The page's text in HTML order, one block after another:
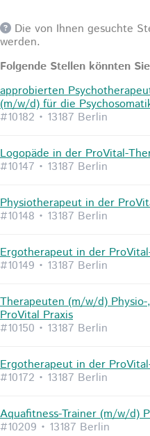
Die von Ihnen gesuchte
werden.
Folgende Stellen könnten
approbierten
(m/w/d) für die
#10182 • 13187 Berlin
Logopäde in der ProVital-
#10147 • 13187 Berlin
Physiotherapeut in der
#10148 • 13187 Berlin
Ergotherapeut in der
#10149 • 13187 Berlin
Therapeuten (m/w/d)
ProVital Praxis
#10150 • 13187 Berlin
Ergotherapeut in der
#10172 • 13187 Berlin
Aquafitness-Trainer (m/w/d)
#10209 • 13187 Berlin